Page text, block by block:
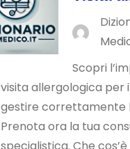
Scopri
visita allergologica per
gestire correttamente
Prenota ora la tua